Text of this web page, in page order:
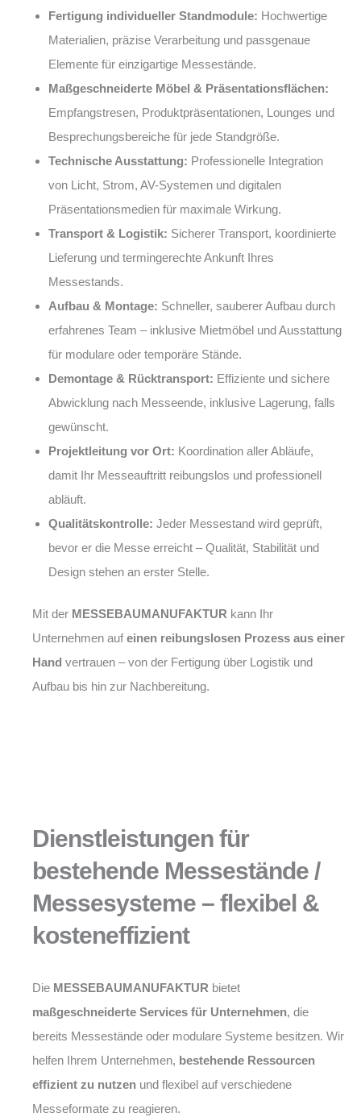
Fertigung individueller Standmodule: Hochwertige
Materialien, präzise Verarbeitung und passgenaue
Elemente für einzigartige Messestände.
Maßgeschneiderte Möbel & Präsentationsflächen:
Empfangstresen, Produktpräsentationen, Lounges und
Besprechungsbereiche für jede Standgröße.
Technische Ausstattung: Professionelle Integration
von Licht, Strom, AV-Systemen und digitalen
Präsentationsmedien für maximale Wirkung.
Transport & Logistik: Sicherer Transport, koordinierte
Lieferung und termingerechte Ankunft Ihres
Messestands.
Aufbau & Montage: Schneller, sauberer Aufbau durch
erfahrenes Team – inklusive Mietmöbel und Ausstattung
für modulare oder temporäre Stände.
Demontage & Rücktransport: Effiziente und sichere
Abwicklung nach Messeende, inklusive Lagerung, falls
gewünscht.
Projektleitung vor Ort: Koordination aller Abläufe,
damit Ihr Messeauftritt reibungslos und professionell
abläuft.
Qualitätskontrolle: Jeder Messestand wird geprüft,
bevor er die Messe erreicht – Qualität, Stabilität und
Design stehen an erster Stelle.
Mit der MESSEBAUMANUFAKTUR kann Ihr
Unternehmen auf einen reibungslosen Prozess aus einer
Hand vertrauen – von der Fertigung über Logistik und
Aufbau bis hin zur Nachbereitung.
Dienstleistungen für
bestehende Messestände /
Messesysteme – flexibel &
kosteneffizient
Die MESSEBAUMANUFAKTUR bietet
maßgeschneiderte Services für Unternehmen, die
bereits Messestände oder modulare Systeme besitzen. Wir
helfen Ihrem Unternehmen, bestehende Ressourcen
effizient zu nutzen und flexibel auf verschiedene
Messeformate zu reagieren.